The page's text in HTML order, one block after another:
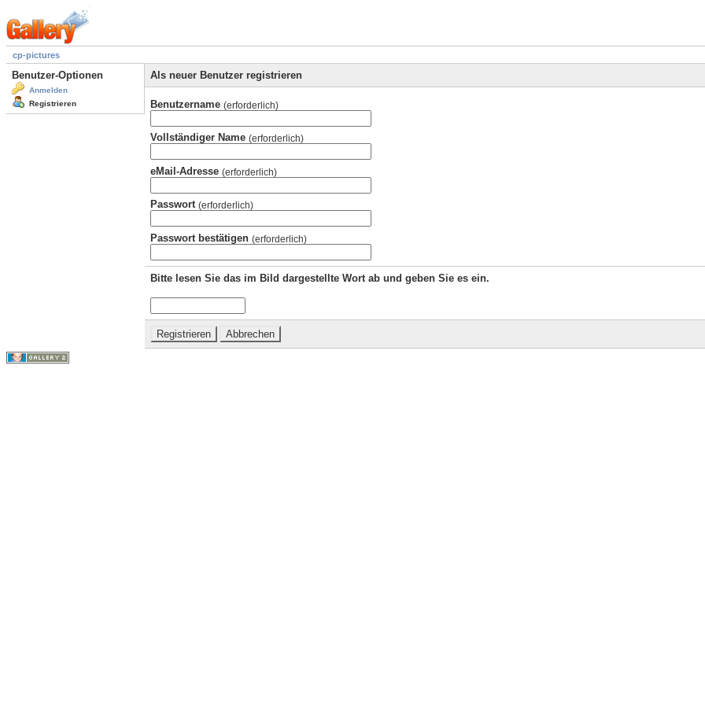
cp-pictures
Benutzer-Optionen
Anmelden
Registrieren
Als neuer Benutzer registrieren
Benutzername (erforderlich)
Vollständiger Name (erforderlich)
eMail-Adresse (erforderlich)
Passwort (erforderlich)
Passwort bestätigen (erforderlich)
Bitte lesen Sie das im Bild dargestellte Wort ab und geben Sie es ein.